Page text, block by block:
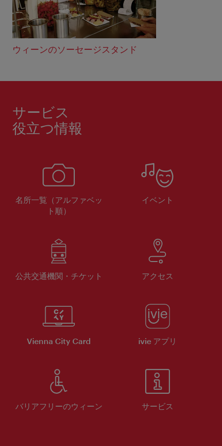
ウィーンのソーセージスタンド
サービス
役立つ情報
名所一覧（アルファベッ
ト順）
イベント
公共交通機関・チケット アクセス
Vienna City Card ivie アプリ
バリアフリーのウィーン サービス